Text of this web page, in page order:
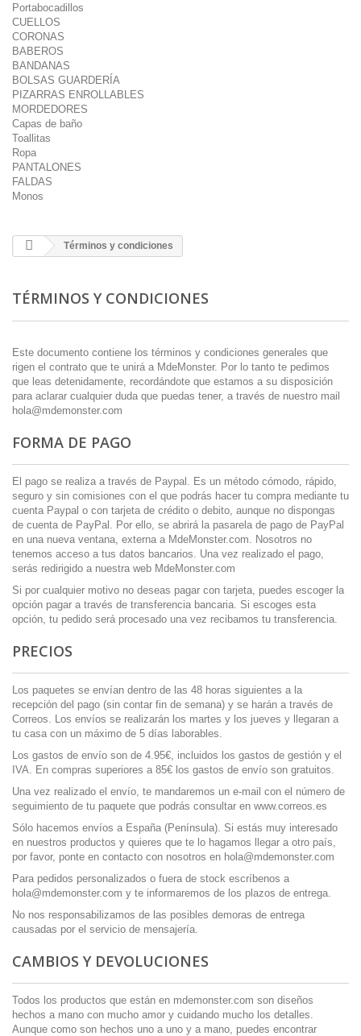
Portabocadillos
CUELLOS
CORONAS
BABEROS
BANDANAS
BOLSAS GUARDERÍA
PIZARRAS ENROLLABLES
MORDEDORES
Capas de baño
Toallitas
Ropa
PANTALONES
FALDAS
Monos
Términos y condiciones
TÉRMINOS Y CONDICIONES
Este documento contiene los términos y condiciones generales que
rigen el contrato que te unirá a MdeMonster. Por lo tanto te pedimos
que leas detenidamente, recordándote que estamos a su disposición
para aclarar cualquier duda que puedas tener, a través de nuestro mail
hola@mdemonster.com
FORMA DE PAGO
El pago se realiza a través de Paypal. Es un método cómodo, rápido,
seguro y sin comisiones con el que podrás hacer tu compra mediante tu
cuenta Paypal o con tarjeta de crédito o debito, aunque no dispongas
de cuenta de PayPal. Por ello, se abrirá la pasarela de pago de PayPal
en una nueva ventana, externa a MdeMonster.com. Nosotros no
tenemos acceso a tus datos bancarios. Una vez realizado el pago,
serás redirigido a nuestra web MdeMonster.com
Si por cualquier motivo no deseas pagar con tarjeta, puedes escoger la
opción pagar a través de transferencia bancaria. Si escoges esta
opción, tu pedido será procesado una vez recibamos tu transferencia.
PRECIOS
Los paquetes se envían dentro de las 48 horas siguientes a la
recepción del pago (sin contar fin de semana) y se harán a través de
Correos. Los envíos se realizarán los martes y los jueves y llegaran a
tu casa con un máximo de 5 días laborables.
Los gastos de envío son de 4.95€, incluidos los gastos de gestión y el
IVA. En compras superiores a 85€ los gastos de envío son gratuitos.
Una vez realizado el envío, te mandaremos un e-mail con el número de
seguimiento de tu paquete que podrás consultar en www.correos.es
Sólo hacemos envíos a España (Península). Si estás muy interesado
en nuestros productos y quieres que te lo hagamos llegar a otro país,
por favor, ponte en contacto con nosotros en hola@mdemonster.com
Para pedidos personalizados o fuera de stock escríbenos a
hola@mdemonster.com y te informaremos de los plazos de entrega.
No nos responsabilizamos de las posibles demoras de entrega
causadas por el servicio de mensajería.
CAMBIOS Y DEVOLUCIONES
Todos los productos que están en mdemonster.com son diseños
hechos a mano con mucho amor y cuidando mucho los detalles.
Aunque como son hechos uno a uno y a mano, puedes encontrar